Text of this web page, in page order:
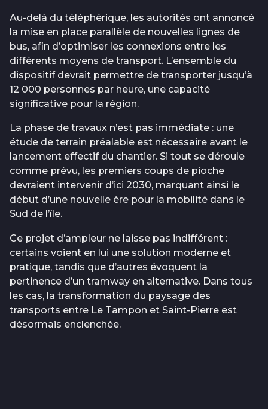
Au-delà du téléphérique, les autorités ont annoncé
la mise en place parallèle de nouvelles lignes de
bus, afin d’optimiser les connexions entre les
différents moyens de transport. L’ensemble du
dispositif devrait permettre de transporter jusqu’à
12 000 personnes par heure, une capacité
significative pour la région.
La phase de travaux n’est pas immédiate : une
étude de terrain préalable est nécessaire avant le
lancement effectif du chantier. Si tout se déroule
comme prévu, les premiers coups de pioche
devraient intervenir d’ici 2030, marquant ainsi le
début d’une nouvelle ère pour la mobilité dans le
Sud de l’île.
Ce projet d’ampleur ne laisse pas indifférent :
certains voient en lui une solution moderne et
pratique, tandis que d’autres évoquent la
pertinence d’un tramway en alternative. Dans tous
les cas, la transformation du paysage des
transports entre Le Tampon et Saint-Pierre est
désormais enclenchée.